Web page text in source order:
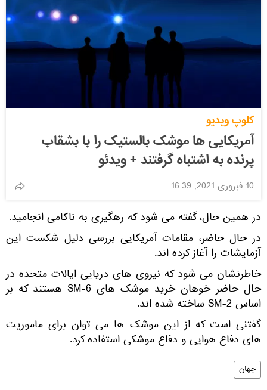
کلوپ ویدیو
آمریکایی ها موشک بالستیک را با بشقاب
پرنده به اشتباه گرفتند + ویدئو
10 فبروری 2021, 16:39
در همین حال، گفته می شود که رهگیری به ناکامی انجامید.
در حال حاضر، مقامات آمریکایی بررسی دلیل شکست این
آزمایشات را آغاز کرده اند.
خاطرنشان می شود که نیروی های دریایی ایالات متحده در
حال حاضر خوهان خرید موشک های SM-6 هستند که بر
اساس SM-2 ساخته شده اند.
گفتنی است که از این موشک ها می توان برای ماموریت
های دفاع هوایی و دفاع موشکی استفاده کرد.
جهان